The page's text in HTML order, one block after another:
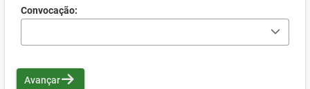
Convocação:
Avançar